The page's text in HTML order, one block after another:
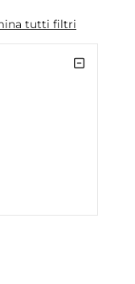
tutti filtri